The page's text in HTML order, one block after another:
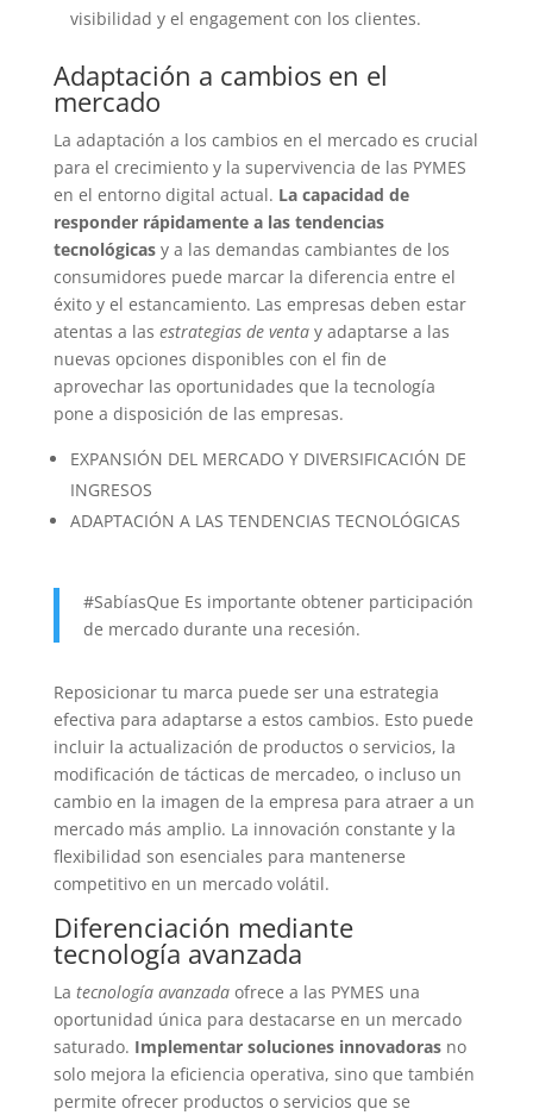
visibilidad y el engagement con los clientes.
Adaptación a cambios en el
mercado
La adaptación a los cambios en el mercado es crucial
para el crecimiento y la supervivencia de las PYMES
en el entorno digital actual. La capacidad de
responder rápidamente a las tendencias
tecnológicasy a las demandas cambiantes de los
consumidores puede marcar la diferencia entre el
éxito y el estancamiento. Las empresas deben estar
atentas a las estrategias de ventay adaptarse a las
nuevas opciones disponibles con el fin de
aprovechar las oportunidades que la tecnología
pone a disposición de las empresas.
EXPANSIÓN DEL MERCADO Y DIVERSIFICACIÓN DE
INGRESOS
ADAPTACIÓN A LAS TENDENCIAS TECNOLÓGICAS
#SabíasQue Es importante obtener participación
de mercado durante una recesión.
Reposicionar tu marca puede ser una estrategia
efectiva para adaptarse a estos cambios. Esto puede
incluir la actualización de productos o servicios, la
modificación de tácticas de mercadeo, o incluso un
cambio en la imagen de la empresa para atraer a un
mercado más amplio. La innovación constante y la
flexibilidad son esenciales para mantenerse
competitivo en un mercado volátil.
Diferenciación mediante
tecnología avanzada
La tecnología avanzadaofrece a las PYMES una
oportunidad única para destacarse en un mercado
saturado. Implementar soluciones innovadorasno
solo mejora la eficiencia operativa, sino que también
permite ofrecer productos o servicios que se